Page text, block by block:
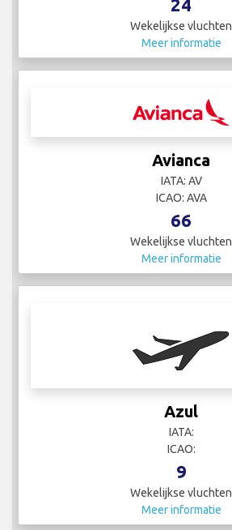
24
Wekelijkse vluchten
Meer informatie
Avianca
IATA: AV
ICAO: AVA
66
Wekelijkse vluchten
Meer informatie
Azul
IATA:
ICAO:
9
Wekelijkse vluchten
Meer informatie